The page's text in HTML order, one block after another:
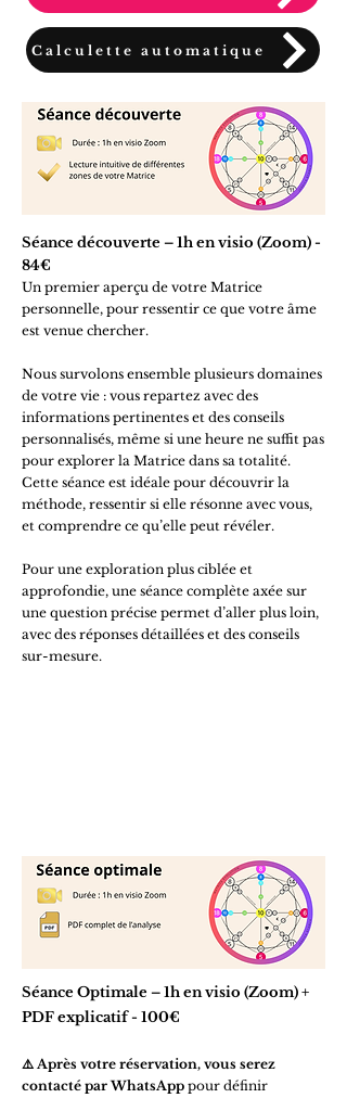
Calculette automatique
Séance découverte – 1h en visio (Zoom) -
84€
Un premier aperçu de votre Matrice
personnelle, pour ressentir ce que votre âme
est venue chercher.
Nous survolons ensemble plusieurs domaines
de votre vie : vous repartez avec des
informations pertinentes et des conseils
personnalisés, même si une heure ne suffit pas
pour explorer la Matrice dans sa totalité.
Cette séance est idéale pour découvrir la
méthode, ressentir si elle résonne avec vous,
et comprendre ce qu’elle peut révéler.
Pour une exploration plus ciblée et
approfondie, une séance complète axée sur
une question précise permet d’aller plus loin,
avec des réponses détaillées et des conseils
sur-mesure.
Séance Optimale – 1h en visio (Zoom) +
PDF explicatif - 100€
⚠️ Après votre réservation, vous serez
contacté par WhatsApp pour définir